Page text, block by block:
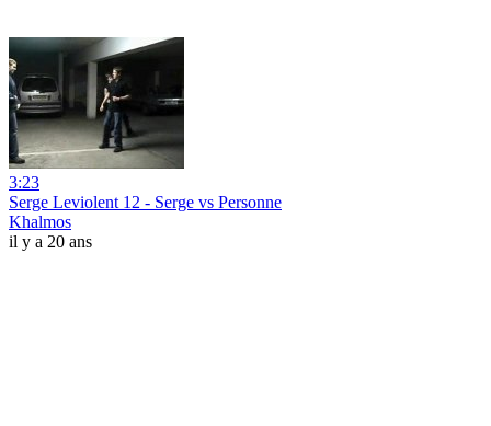
3:23
Serge Leviolent 12 - Serge vs Personne
Khalmos
il y a 20 ans